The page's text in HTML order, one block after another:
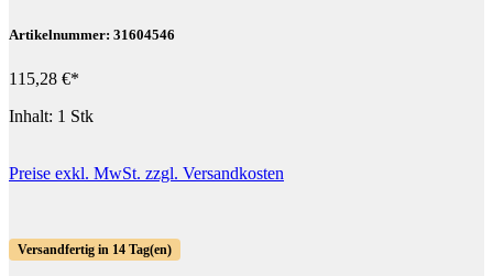
Artikelnummer: 31604546
115,28 €*
Inhalt: 1 Stk
Preise exkl. MwSt. zzgl. Versandkosten
Versandfertig in 14 Tag(en)